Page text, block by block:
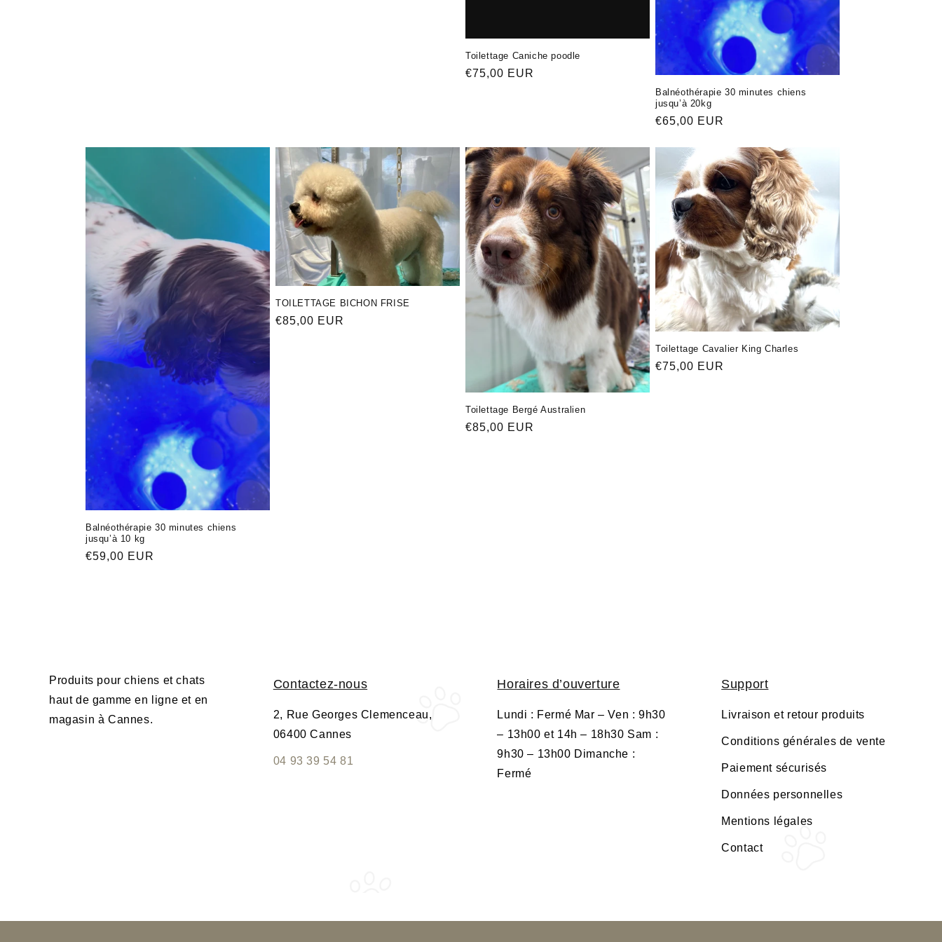
Toilettage Caniche poodle
Обычная
€75,00 EUR
Balnéothérapie 30 minutes chiens
jusqu’à 20kg
Обычная
€65,00 EUR
Balnéothérapie 30 minutes chiens
jusqu’à 10 kg
Обычная
€59,00 EUR
TOILETTAGE BICHON FRISE
Обычная
€85,00 EUR
Toilettage Bergé Australien
Обычная
€85,00 EUR
Toilettage Cavalier King Charles
Обычная
€75,00 EUR
Produits pour chiens et chats
haut de gamme en ligne et en
magasin à Cannes.
Contactez-nous
2, Rue Georges Clemenceau,
06400 Cannes
04 93 39 54 81
Horaires d’ouverture
Lundi : Fermé Mar – Ven : 9h30
– 13h00 et 14h – 18h30 Sam :
9h30 – 13h00 Dimanche :
Fermé
Support
Livraison et retour produits
Conditions générales de vente
Paiement sécurisés
Données personnelles
Mentions légales
Contact